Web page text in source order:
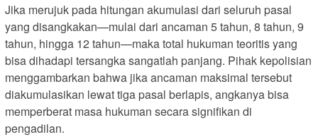
Jika merujuk pada hitungan akumulasi dari seluruh pasal
yang disangkakan—mulai dari ancaman 5 tahun, 8 tahun, 9
tahun, hingga 12 tahun—maka total hukuman teoritis yang
bisa dihadapi tersangka sangatlah panjang. Pihak kepolisian
menggambarkan bahwa jika ancaman maksimal tersebut
diakumulasikan lewat tiga pasal berlapis, angkanya bisa
memperberat masa hukuman secara signifikan di
pengadilan.